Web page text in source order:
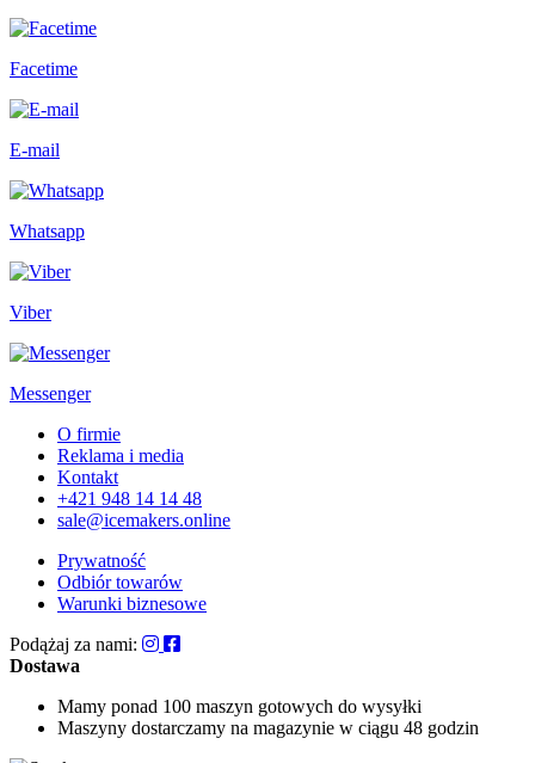
Facetime
E-mail
Whatsapp
Viber
Messenger
O firmie
Reklama i media
Kontakt
+421 948 14 14 48
sale@icemakers.online
Prywatność
Odbiór towarów
Warunki biznesowe
Podążaj za nami:
Dostawa
Mamy ponad 100 maszyn gotowych do wysyłki
Maszyny dostarczamy na magazynie w ciągu 48 godzin